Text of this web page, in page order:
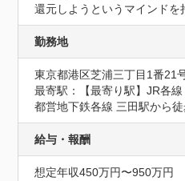
還元しようというマインドを
勤務地
東京都港区芝浦三丁目1番21
最寄駅：【最寄り駅】JR各
都営地下鉄各線 三田駅から
給与・報酬
想定年収450万円〜950万円